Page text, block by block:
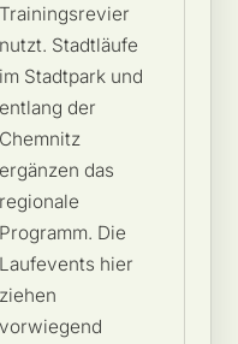
Trainingsrevier
nutzt. Stadtläufe
im Stadtpark und
entlang der
Chemnitz
ergänzen das
regionale
Programm. Die
Laufevents hier
ziehen
vorwiegend